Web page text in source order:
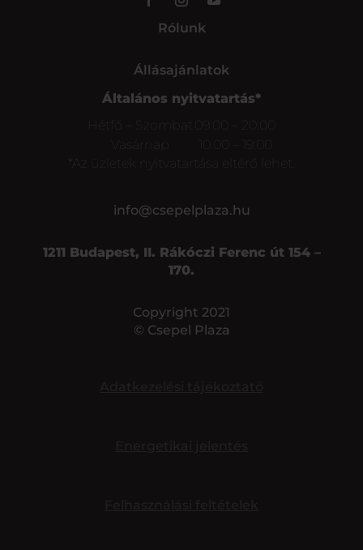
Rólunk
Állásajánlatok
Általános nyitvatartás*
Hétfő – Szombat
*Az üzletek nyitvatartása eltérő lehet.
info@csepelplaza.hu
1211 Budapest, II. Rákóczi Ferenc út 154 –
170.
Copyright 2021
© Csepel Plaza